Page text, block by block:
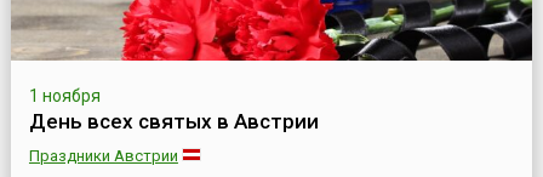
1 ноября
День всех святых в Австрии
Праздники Австрии